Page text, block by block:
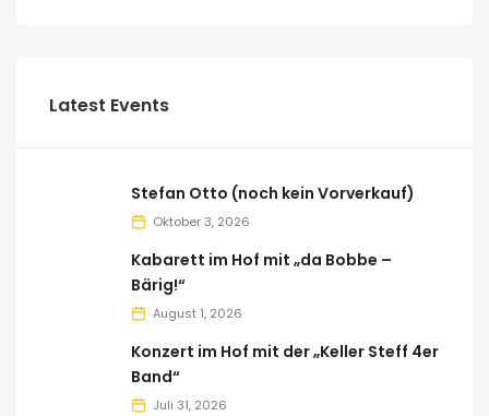
Latest Events
Stefan Otto (noch kein Vorverkauf)
Oktober 3, 2026
Kabarett im Hof mit „da Bobbe –
Bärig!“
August 1, 2026
Konzert im Hof mit der „Keller Steff 4er
Band“
Juli 31, 2026